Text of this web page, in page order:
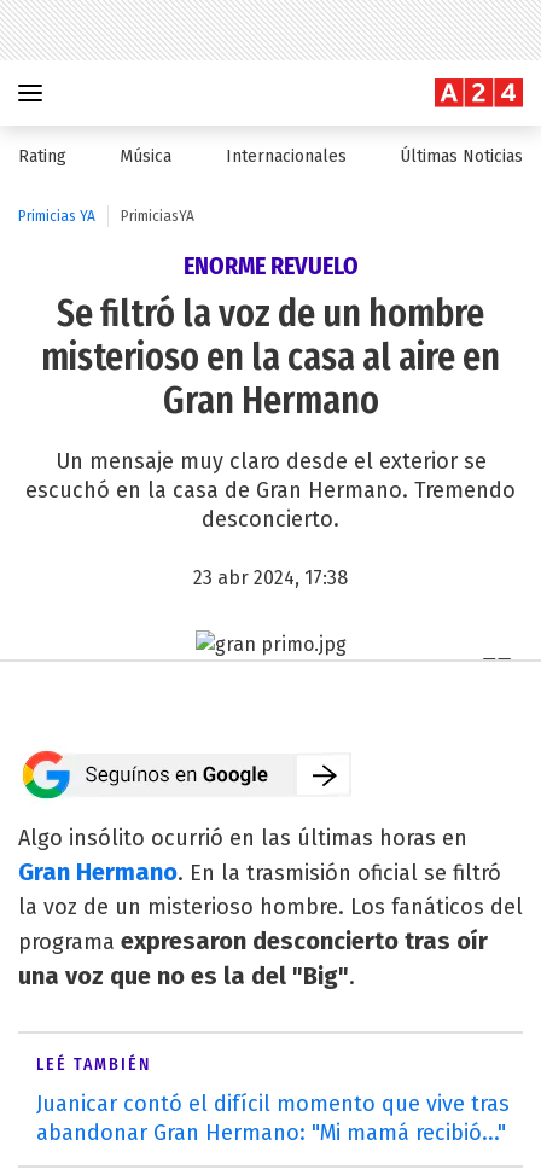
Rating Música Internacionales Últimas Noticias
Primicias YA PrimiciasYA
ENORME REVUELO
Se filtró la voz de un hombre
misterioso en la casa al aire en
Gran Hermano
Un mensaje muy claro desde el exterior se
escuchó en la casa de Gran Hermano. Tremendo
desconcierto.
23 abr 2024, 17:38
Algo insólito ocurrió en las últimas horas en
Gran Hermano. En la trasmisión oficial se filtró
la voz de un misterioso hombre. Los fanáticos del
programa expresaron desconcierto tras oír
una voz que no es la del "Big".
LEÉ TAMBIÉN
Juanicar contó el difícil momento que vive tras
abandonar Gran Hermano: "Mi mamá recibió..."